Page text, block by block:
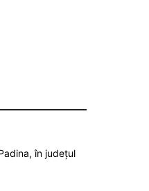
în județul